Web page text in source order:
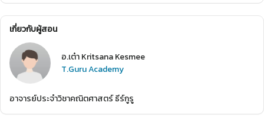
เกี่ยวกับผู้สอน
อ.เต๋า Kritsana Kesmee
T.Guru Academy
อาจารย์ประจำวิชาคณิตศาสตร์ ธีร์กูรู